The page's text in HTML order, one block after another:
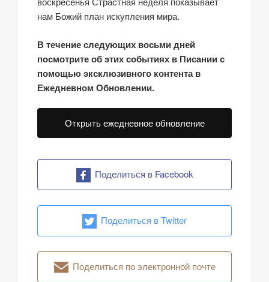
нам Божий план искупления мира.
В течение следующих восьми дней
посмотрите об этих событиях в Писании с
помощью эксклюзивного контента в
Ежедневном Обновлении.
Открыть ежедневное обновление
Поделиться в Facebook
Поделиться в Twitter
Поделиться по электронной почте